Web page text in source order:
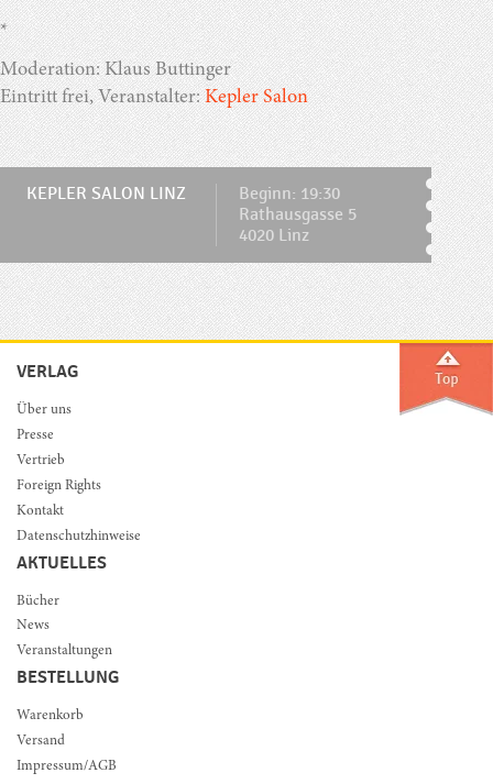
*
Moderation: Klaus Buttinger
Eintritt frei, Veranstalter:Kepler Salon
KEPLER SALON LINZ
Beginn: 19:30
Rathausgasse 5
4020 Linz
VERLAG
Über uns
Presse
Vertrieb
Foreign Rights
Kontakt
Datenschutzhinweise
AKTUELLES
Bücher
News
Veranstaltungen
BESTELLUNG
Warenkorb
Versand
Impressum/AGB